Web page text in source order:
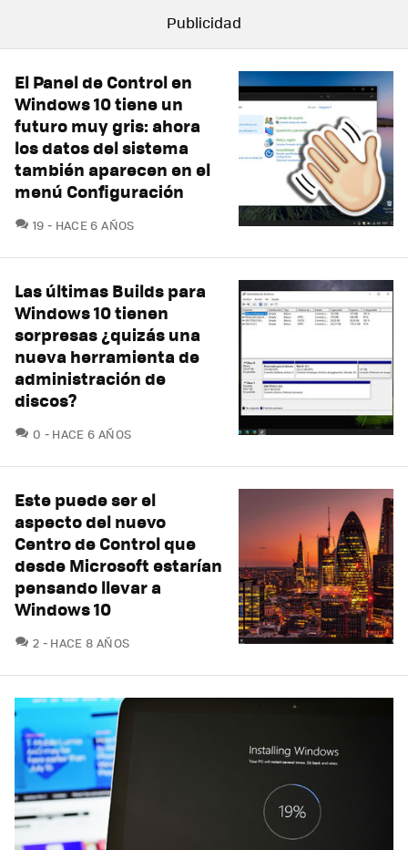
El Panel de Control en
Windows 10 tiene un
futuro muy gris: ahora
los datos del sistema
también aparecen en el
menú Configuración
19 COMENTARIOS
HACE 6 AÑOS
Las últimas Builds para
Windows 10 tienen
sorpresas ¿quizás una
nueva herramienta de
administración de
discos?
0 COMENTARIOS
HACE 6 AÑOS
Este puede ser el
aspecto del nuevo
Centro de Control que
desde Microsoft estarían
pensando llevar a
Windows 10
2 COMENTARIOS
HACE 8 AÑOS